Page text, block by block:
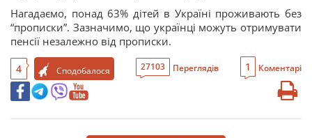
Нагадаємо, понад 63% дітей в Україні проживають без
“прописки”. Зазначимо, що українці можуть отримувати
пенсії незалежно від прописки.
4 Сподобалося 27103 Переглядів 1 Коментарі